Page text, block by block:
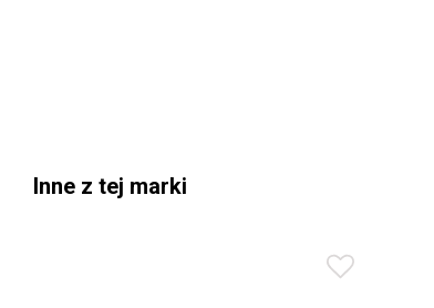
Inne z tej marki